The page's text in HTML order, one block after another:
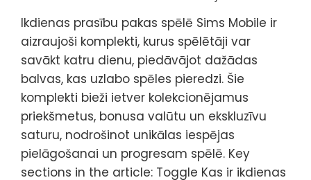
Ikdienas prasību pakas spēlē Sims Mobile ir
aizraujoši komplekti, kurus spēlētāji var
savākt katru dienu, piedāvājot dažādas
balvas, kas uzlabo spēles pieredzi. Šie
komplekti bieži ietver kolekcionējamus
priekšmetus, bonusa valūtu un ekskluzīvu
saturu, nodrošinot unikālas iespējas
pielāgošanai un progresam spēlē. Key
sections in the article: Toggle Kas ir ikdienas